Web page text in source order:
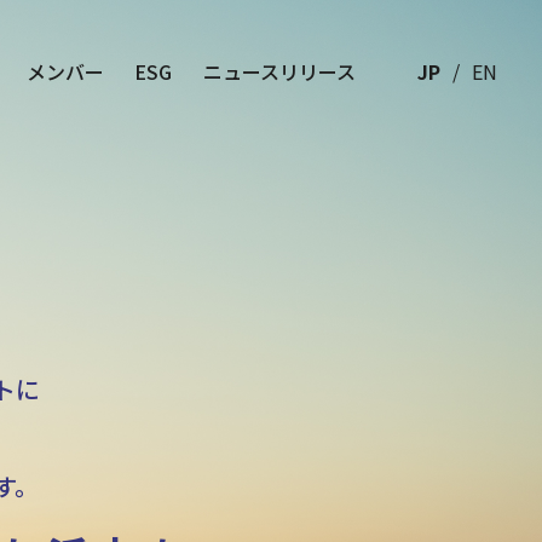
メンバー ESG ニュースリリース EN
JP
に